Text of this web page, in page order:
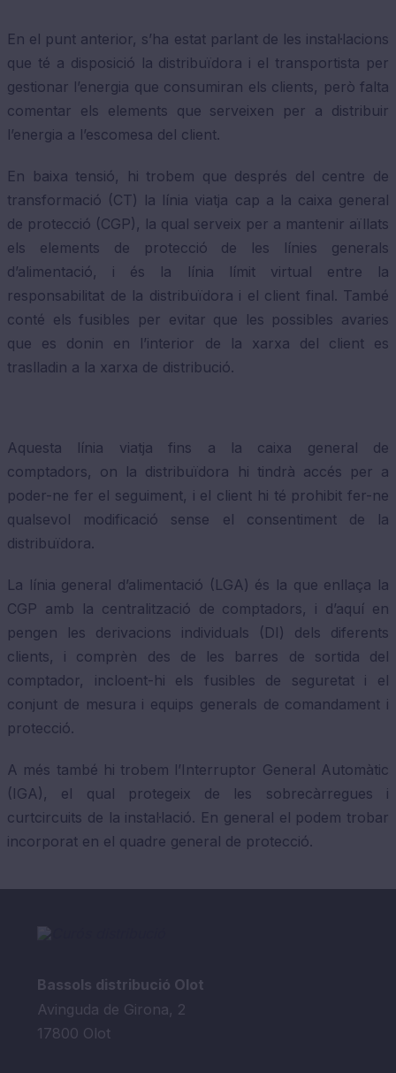
En el punt anterior, s’ha estat parlant de les instal·lacions
que té a disposició la distribuïdora i el transportista per
gestionar l’energia que consumiran els clients, però falta
comentar els elements que serveixen per a distribuir
l’energia a l’escomesa del client.
En baixa tensió, hi trobem que després del centre de
transformació (CT) la línia viatja cap a la caixa general
de protecció (CGP), la qual serveix per a mantenir aïllats
els elements de protecció de les línies generals
d’alimentació, i és la línia límit virtual entre la
responsabilitat de la distribuïdora i el client final. També
conté els fusibles per evitar que les possibles avaries
que es donin en l’interior de la xarxa del client es
traslladin a la xarxa de distribució.
Aquesta línia viatja fins a la caixa general de
comptadors, on la distribuïdora hi tindrà accés per a
poder-ne fer el seguiment, i el client hi té prohibit fer-ne
qualsevol modificació sense el consentiment de la
distribuïdora.
La línia general d’alimentació (LGA) és la que enllaça la
CGP amb la centralització de comptadors, i d’aquí en
pengen les derivacions individuals (DI) dels diferents
clients, i comprèn des de les barres de sortida del
comptador, incloent-hi els fusibles de seguretat i el
conjunt de mesura i equips generals de comandament i
protecció.
A més també hi trobem l’Interruptor General Automàtic
(IGA), el qual protegeix de les sobrecàrregues i
curtcircuits de la instal·lació. En general el podem trobar
incorporat en el quadre general de protecció.
Bassols distribució Olot
Avinguda de Girona, 2
17800 Olot